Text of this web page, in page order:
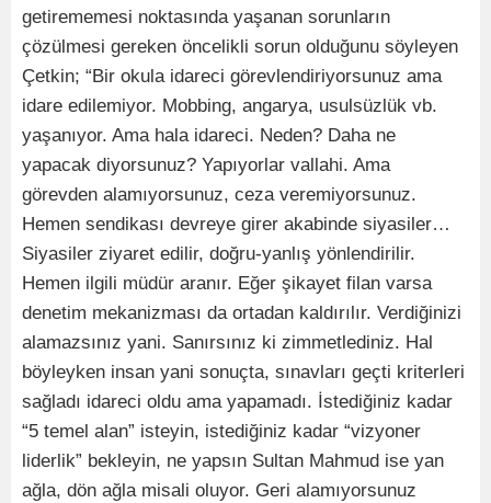
getirememesi noktasında yaşanan sorunların
çözülmesi gereken öncelikli sorun olduğunu söyleyen
Çetkin; “Bir okula idareci görevlendiriyorsunuz ama
idare edilemiyor. Mobbing, angarya, usulsüzlük vb.
yaşanıyor. Ama hala idareci. Neden? Daha ne
yapacak diyorsunuz? Yapıyorlar vallahi. Ama
görevden alamıyorsunuz, ceza veremiyorsunuz.
Hemen sendikası devreye girer akabinde siyasiler…
Siyasiler ziyaret edilir, doğru-yanlış yönlendirilir.
Hemen ilgili müdür aranır. Eğer şikayet filan varsa
denetim mekanizması da ortadan kaldırılır. Verdiğinizi
alamazsınız yani. Sanırsınız ki zimmetlediniz. Hal
böyleyken insan yani sonuçta, sınavları geçti kriterleri
sağladı idareci oldu ama yapamadı. İstediğiniz kadar
“5 temel alan” isteyin, istediğiniz kadar “vizyoner
liderlik” bekleyin, ne yapsın Sultan Mahmud ise yan
ağla, dön ağla misali oluyor. Geri alamıyorsunuz